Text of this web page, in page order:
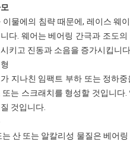
이물에의 침략 때문에, 레이스 웨
다. 웨어는 베어링 간극과 조도
키고 진동과 소음을 증가시킵니다.
지나친 임팩트 부하 또는 정하
또는 스크래치를 형성할 것입니다
것입니다.
는 산 또는 알칼리성 물질은 베어